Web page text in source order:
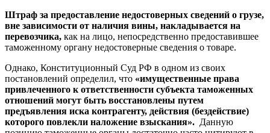
Штраф за предоставление недостоверных сведений о грузе,
вне зависимости от наличия вины, накладывается на
перевозчика, как на лицо, непосредственно предоставившее
таможенному органу недостоверные сведения о товаре.
Однако, Конституционный Суд РФ в одном из своих
постановлений определил, что «имущественные права
привлеченного к ответственности субъекта таможенных
отношений могут быть восстановлены путем
предъявления иска контрагенту, действия (бездействие)
которого повлекли наложение взыскания». Данную